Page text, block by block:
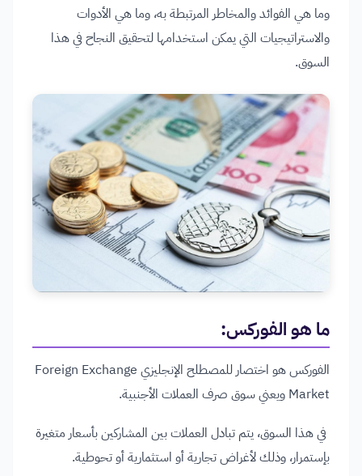
وما هي الفوائد والمخاطر المرتبطة به، وما هي الأدوات
والاستراتيجيات التي يمكن استخدامها لتحقيق النجاح في هذا
السوق.
ما هو الفوركس:
الفوركس هو اختصار للمصطلح الإنجليزي Foreign Exchange
Market ويعني سوق صرف العملات الأجنبية.
في هذا السوق، يتم تبادل العملات بين المشاركين بأسعار متغيرة
بإستمرار، وذلك لأغراض تجارية أو استثمارية أو تحوطية.